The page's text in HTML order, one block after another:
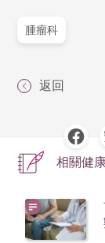
腫瘤科
返回
相關健